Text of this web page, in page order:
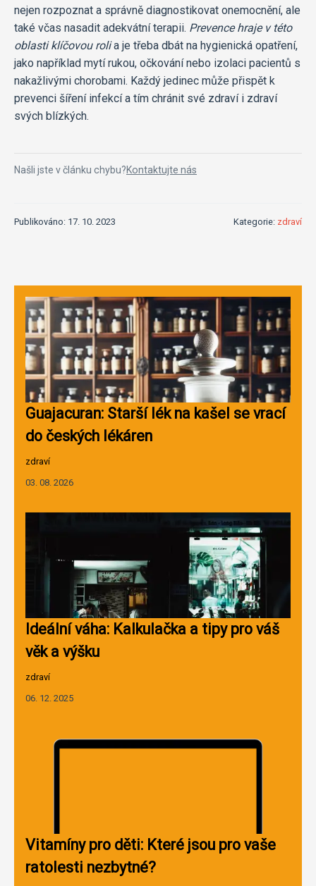
nejen rozpoznat a správně diagnostikovat onemocnění, ale
také včas nasadit adekvátní terapii. Prevence hraje v této
oblasti klíčovou rolia je třeba dbát na hygienická opatření,
jako například mytí rukou, očkování nebo izolaci pacientů s
nakažlivými chorobami. Každý jedinec může přispět k
prevenci šíření infekcí a tím chránit své zdraví i zdraví
svých blízkých.
Našli jste v článku chybu?Kontaktujte nás
Publikováno: 17. 10. 2023 Kategorie: zdraví
Guajacuran: Starší lék na kašel se vrací
do českých lékáren
zdraví
03. 08. 2026
Ideální váha: Kalkulačka a tipy pro váš
věk a výšku
zdraví
06. 12. 2025
Vitamíny pro děti: Které jsou pro vaše
ratolesti nezbytné?